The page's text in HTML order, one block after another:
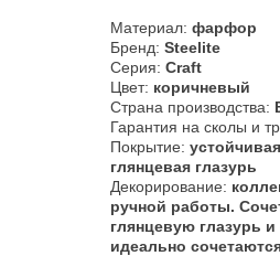
Материал:фарфор
Бренд:Steelite
Серия:Craft
Цвет: коричневый
Страна производства:
Гарантия на сколы и
Покрытие:
глянцевая глазурь
Декорирование:
ручной работы.
глянцевую глазурь
идеально